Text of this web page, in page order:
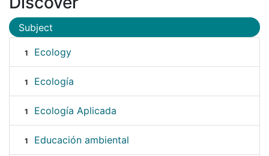
Subject
1 Ecology
1 Ecología
1 Ecología Aplicada
1 Educación ambiental